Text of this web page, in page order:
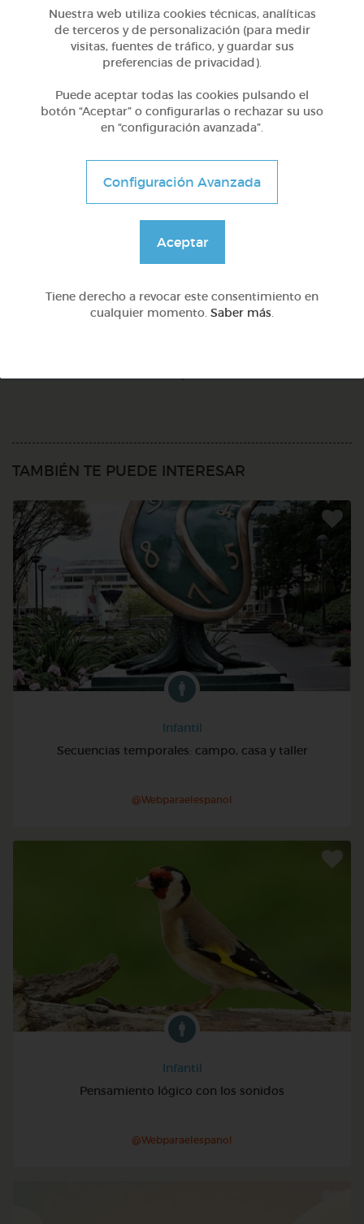
Escribir en
1
TAMBIÉN TE PUEDE INTERESAR
Infantil
Secuencias temporales: campo, casa y taller
@Webparaelespanol
Infantil
Pensamiento lógico con los sonidos
@Webparaelespanol
Nuestra web utiliza cookies técnicas, analíticas
de terceros y de personalización (para medir
visitas, fuentes de tráfico, y guardar sus
preferencias de privacidad).
Puede aceptar todas las cookies pulsando el
botón “Aceptar” o configurarlas o rechazar su uso
en “configuración avanzada”.
Configuración Avanzada
Aceptar
Tiene derecho a revocar este consentimiento en
cualquier momento. Saber más.